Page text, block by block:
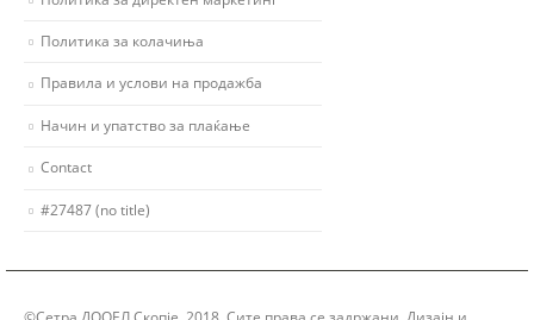
Политика за колачиња
Правила и услови на продажба
Начин и упатство за плаќање
Contact
#27487 (no title)